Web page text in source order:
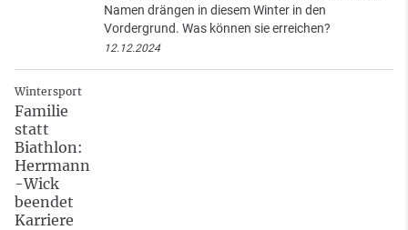
Namen drängen in diesem Winter in den
Vordergrund. Was können sie erreichen?
12.12.2024
Wintersport
Familie
statt
Biathlon:
Herrmann
-Wick
beendet
Karriere